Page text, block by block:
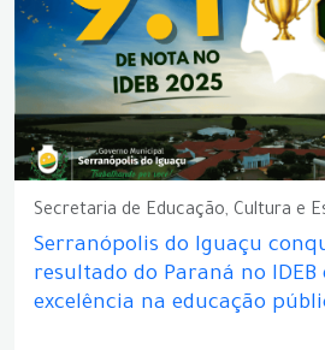
Secretaria de Educação, Cultura e
Serranópolis do Iguaçu
resultado do Paraná no
excelência na educação